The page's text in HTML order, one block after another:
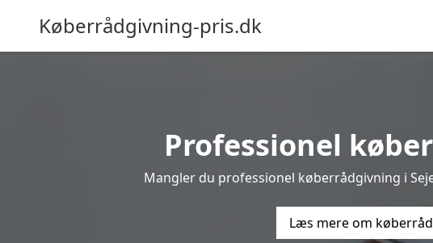
Køberrådgivning-pris.dk
Professionel
Mangler du professionel køberrådgivning i
Læs mere om